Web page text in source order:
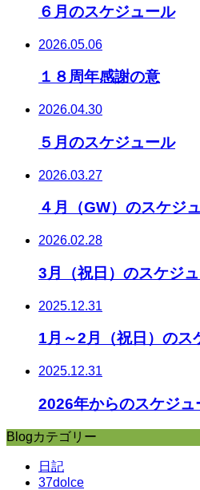
６月のスケジュール
2026.05.06
１８周年感謝の意
2026.04.30
５月のスケジュール
2026.03.27
４月（GW）のスケジ
2026.02.28
3月（祝日）のスケジ
2025.12.31
1月～2月（祝日）のス
2025.12.31
2026年からのスケジュ
Blogカテゴリー
日記
37dolce